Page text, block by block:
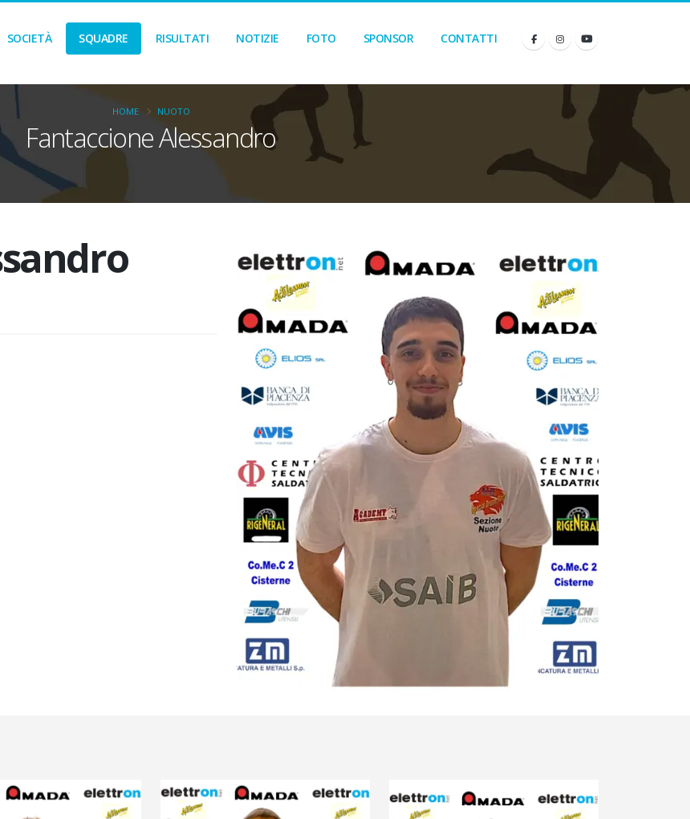
SOCIETÀ SQUADRE RISULTATI NOTIZIE FOTO SPONSOR CONTATTI
Fantaccione Alessandro
HOME NUOTO